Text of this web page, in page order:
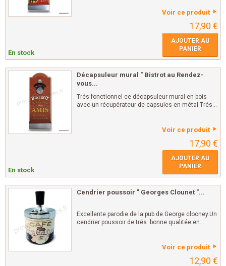
Voir ce produit
17,90 €
En stock
AJOUTER AU
PANIER
Décapsuleur mural " Bistrot au Rendez-
vous...
Trés fonctionnel ce décapsuleur mural en bois
avec un récupérateur de capsules en métal.Trés...
Voir ce produit
17,90 €
En stock
AJOUTER AU
PANIER
Cendrier poussoir " Georges Clounet "...
Excellente parodie de la pub de George clooney.Un
cendrier poussoir de trés bonne qualitée en...
Voir ce produit
12,90 €